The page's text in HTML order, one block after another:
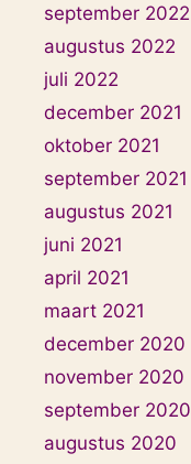
september 2022
augustus 2022
juli 2022
december 2021
oktober 2021
september 2021
augustus 2021
juni 2021
april 2021
maart 2021
december 2020
november 2020
september 2020
augustus 2020